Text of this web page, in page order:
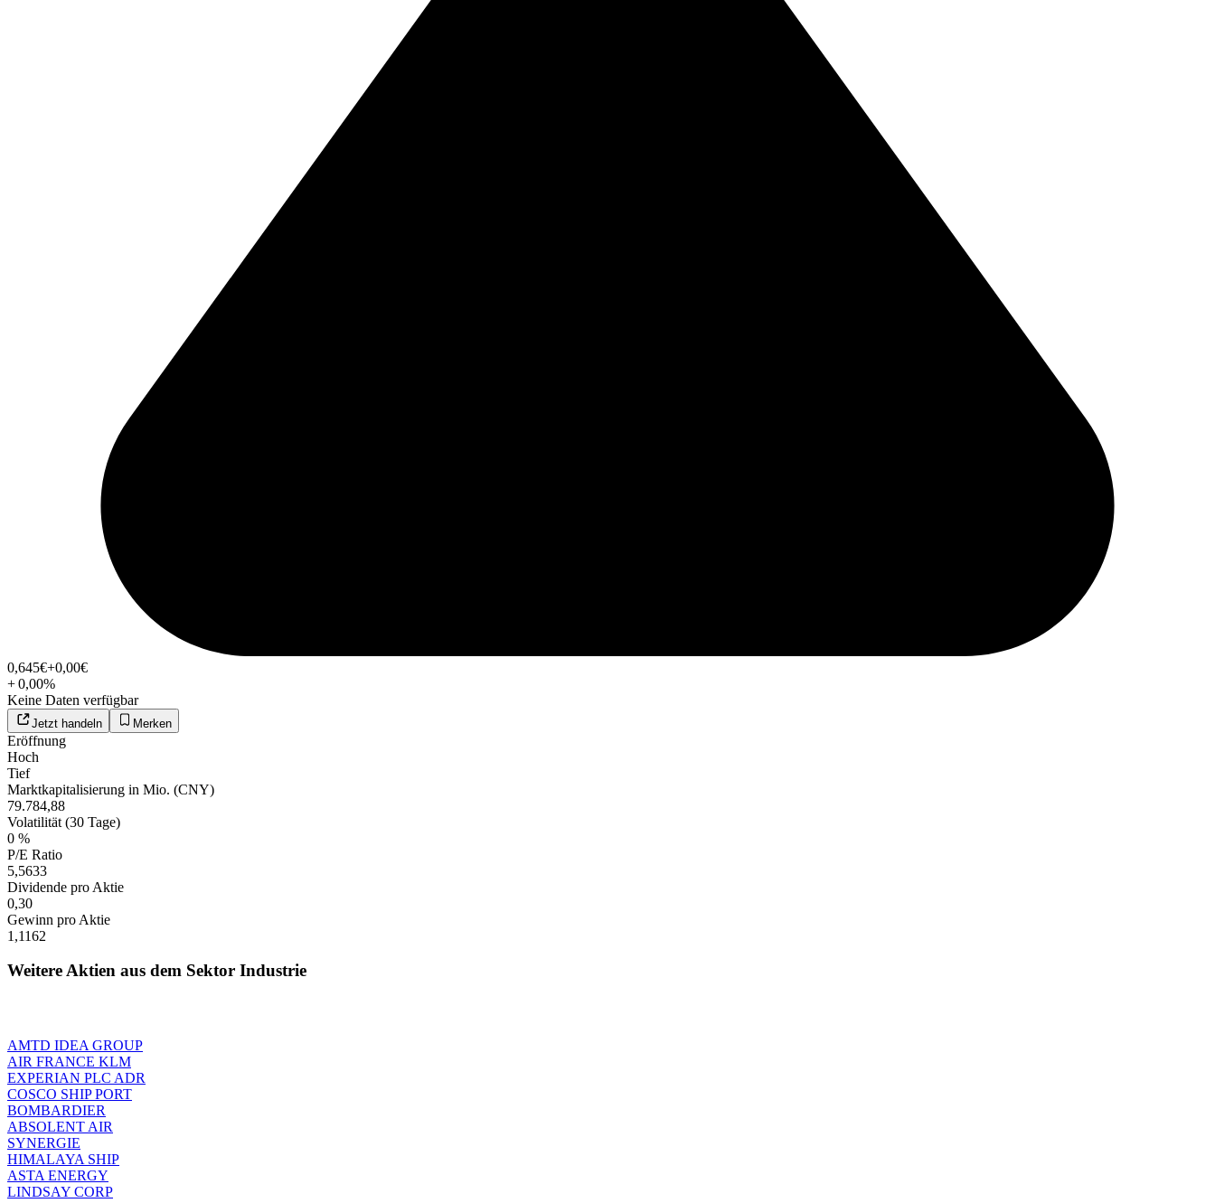
0,645€+0,00€
+0,00%
Keine Daten verfügbar
Jetzt handeln Merken
Eröffnung
Hoch
Tief
Marktkapitalisierung in Mio. (CNY)
79.784,88
Volatilität (30 Tage)
0 %
P/E Ratio
5,5633
Dividende pro Aktie
0,30
Gewinn pro Aktie
1,1162
Weitere Aktien aus dem Sektor Industrie
AMTD IDEA GROUP
AIR FRANCE KLM
EXPERIAN PLC ADR
COSCO SHIP PORT
BOMBARDIER
ABSOLENT AIR
SYNERGIE
HIMALAYA SHIP
ASTA ENERGY
LINDSAY CORP